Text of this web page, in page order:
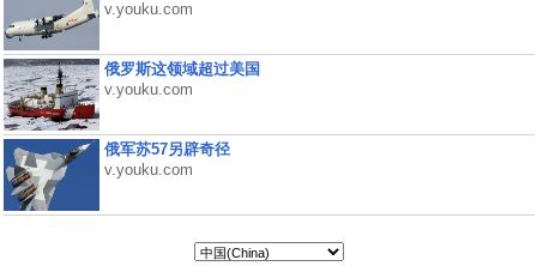
v.youku.com
俄罗斯这领域超过美国
v.youku.com
俄军苏57另辟奇径
v.youku.com